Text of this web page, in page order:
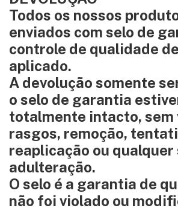
Todos os nossos
enviados com selo de
controle de qualidade
aplicado.
A devolução somente
o selo de garantia
totalmente intacto, sem
rasgos, remoção,
reaplicação ou qualquer
adulteração.
O selo é a garantia de
não foi violado ou